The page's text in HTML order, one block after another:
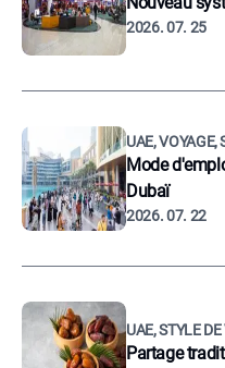
2026. 07. 25
UAE, VOYAGE,
Mode
Dubaï
2026. 07. 22
UAE, STYLE DE
Partage